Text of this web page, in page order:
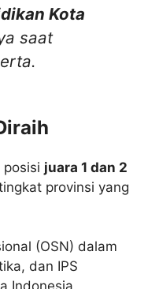
Kota
saat
posisi juara 1 dan 2
provinsi yang
(OSN) dalam
dan IPS